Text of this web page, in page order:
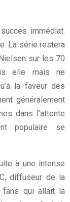
immédiat.
La série restera
sur les 70
elle mais ne
la faveur des
généralement
dans l’attente
populaire se
à une intense
diffuseur de la
fans qui allait la